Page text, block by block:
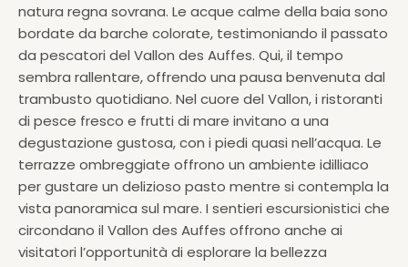
natura regna sovrana. Le acque calme della baia sono
bordate da barche colorate, testimoniando il passato
da pescatori del Vallon des Auffes. Qui, il tempo
sembra rallentare, offrendo una pausa benvenuta dal
trambusto quotidiano. Nel cuore del Vallon, i ristoranti
di pesce fresco e frutti di mare invitano a una
degustazione gustosa, con i piedi quasi nell’acqua. Le
terrazze ombreggiate offrono un ambiente idilliaco
per gustare un delizioso pasto mentre si contempla la
vista panoramica sul mare. I sentieri escursionistici che
circondano il Vallon des Auffes offrono anche ai
visitatori l’opportunità di esplorare la bellezza